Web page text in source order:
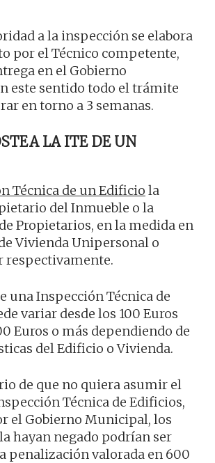
a la inspección se elabora
por el Técnico competente,
en el Gobierno
este sentido todo el trámite
en torno a 3 semanas.
LA ITE DE UN
Técnica de un Edificio la
del Inmueble o la
Propietarios, en la medida en
Vivienda Unipersonal o
una Inspección Técnica de
variar desde los 100 Euros
Euros o más dependiendo de
del Edificio o Vivienda.
de que no quiera asumir el
Técnica de Edificios,
el Gobierno Municipal, los
hayan negado podrían ser
penalización valorada en 600